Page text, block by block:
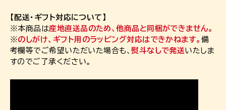
【配送・ギフト対応について】
※本商品は産地直送品のため、他商品と同梱ができません。
※のしがけ、ギフト用のラッピング対応はできかねます。 備
考欄等でご希望いただいた場合も、熨斗なしで発送いたしま
すのでご了承ください。